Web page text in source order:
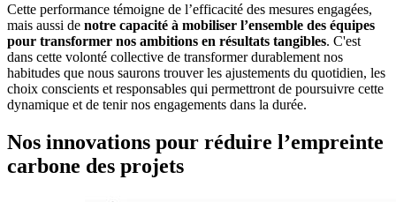
Cette performance témoigne de l’efficacité des mesures engagées,
mais aussi de notre capacité à mobiliser l’ensemble des équipes
pour transformer nos ambitions en résultats tangibles. C'est
dans cette volonté collective de transformer durablement nos
habitudes que nous saurons trouver les ajustements du quotidien, les
choix conscients et responsables qui permettront de poursuivre cette
dynamique et de tenir nos engagements dans la durée.
Nos innovations pour réduire l’empreinte
carbone des projets